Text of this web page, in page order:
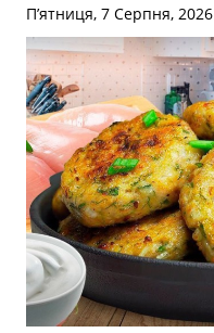
П’ятниця, 7 Серпня, 2026